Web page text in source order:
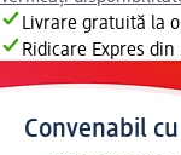
Livrare gratuită la
Ridicare Expres
Convenabil